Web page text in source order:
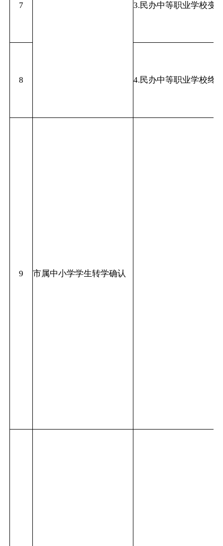
7 3.民办中等职业学校变
8 4.民办中等职业学校终
9 市属中小学学生转学确认